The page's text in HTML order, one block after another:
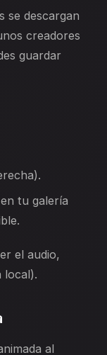
se descargan
creadores
guardar
tu galería
el audio,
local).
al